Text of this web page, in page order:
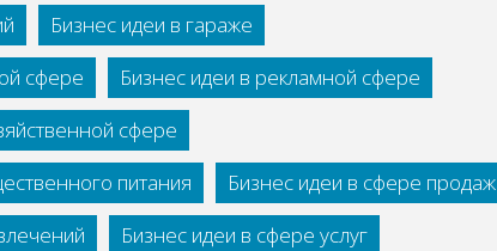
Бизнес идеи в гараже
сфере
Бизнес идеи в рекламной сфере
сфере
питания
Бизнес идеи в сфере продаж
Бизнес идеи в сфере услуг